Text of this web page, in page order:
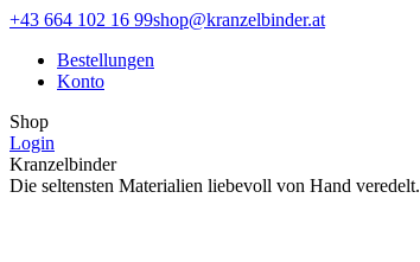
Zum
springen
Facebook
opens
window
Instagram
opens
window
+43 664 102 16 99shop@kranzelbinder.at
Bestellungen
Konto
Shop
Login
Kranzelbinder
Die seltensten Materialien liebevoll von Hand veredelt.